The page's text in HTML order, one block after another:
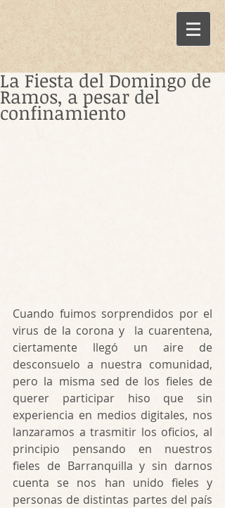
La Fiesta del Domingo de
Ramos, a pesar del
confinamiento
Cuando fuimos sorprendidos por el
virus de la corona y  la cuarentena,
ciertamente llegó un aire de
desconsuelo a nuestra comunidad,
pero la misma sed de los fieles de
querer participar hiso que sin
experiencia en medios digitales, nos
lanzaramos a trasmitir los oficios, al
principio pensando en nuestros
fieles de Barranquilla y sin darnos
cuenta se nos han unido fieles y
personas de distintas partes del país